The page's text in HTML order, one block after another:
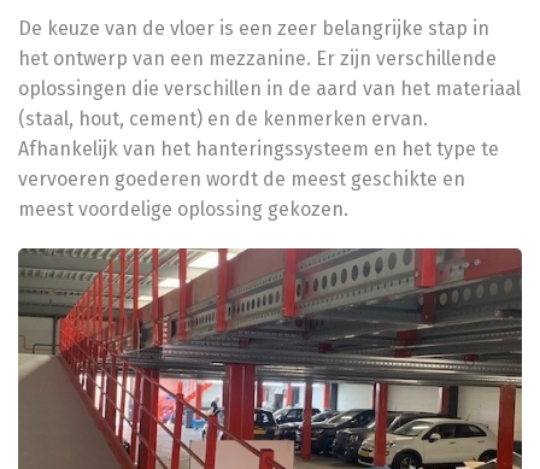
De keuze van de vloer is een zeer belangrijke stap in
het ontwerp van een mezzanine. Er zijn verschillende
oplossingen die verschillen in de aard van het materiaal
(staal, hout, cement) en de kenmerken ervan.
Afhankelijk van het hanteringssysteem en het type te
vervoeren goederen wordt de meest geschikte en
meest voordelige oplossing gekozen.